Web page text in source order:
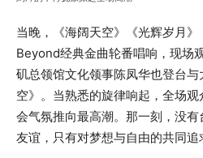
当晚，《海阔天空》《光辉岁月
Beyond经典金曲轮番唱响，现场
矶总领馆文化领事陈凤华也登台
空》。当熟悉的旋律响起，全场
会气氛推向最高潮。那一刻，没
友谊，只有对梦想与自由的共同追